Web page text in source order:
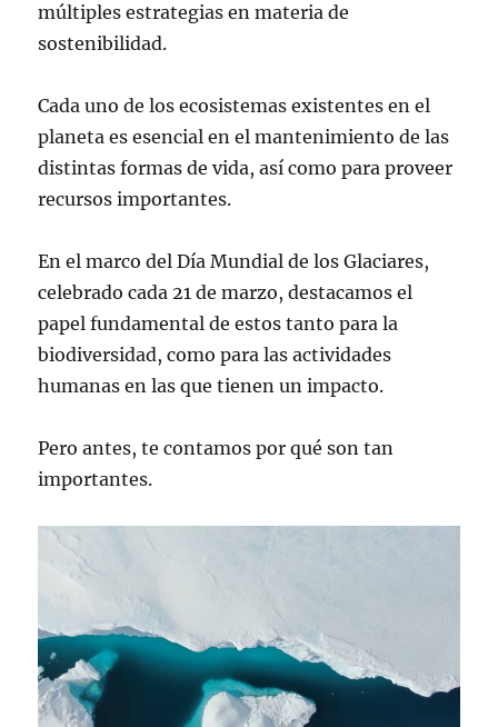
múltiples estrategias en materia de
sostenibilidad.
Cada uno de los ecosistemas existentes en el
planeta es esencial en el mantenimiento de las
distintas formas de vida, así como para proveer
recursos importantes.
En el marco del Día Mundial de los Glaciares,
celebrado cada 21 de marzo, destacamos el
papel fundamental de estos tanto para la
biodiversidad, como para las actividades
humanas en las que tienen un impacto.
Pero antes, te contamos por qué son tan
importantes.